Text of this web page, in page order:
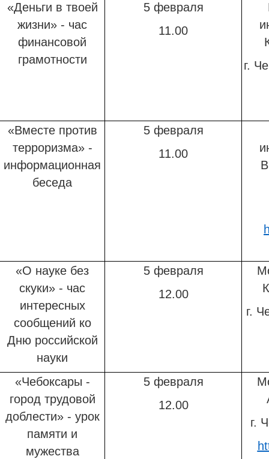
«Деньги в твоей
жизни» - час
финансовой
грамотности
5 февраля
11.00
г.
«Вместе против
терроризма» -
информационная
беседа
5 февраля
11.00
«О науке без
скуки» - час
интересных
сообщений ко
Дню российской
науки
5 февраля
12.00
г.
«Чебоксары -
город трудовой
доблести» - урок
памяти и
мужества
5 февраля
12.00
г.